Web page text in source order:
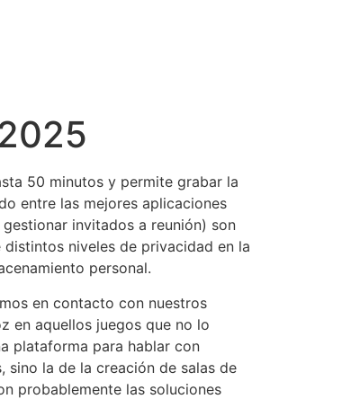
50 minutos y permite grabar la
entre las mejores aplicaciones
invitados a reunión) son
niveles de privacidad en la
personal.
en contacto con nuestros
en aquellos juegos que no lo
plataforma para hablar con
sino la de la creación de salas de
probablemente las soluciones